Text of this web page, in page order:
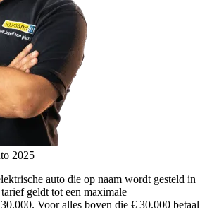
2025
auto die op naam wordt gesteld in
geldt tot een maximale
Voor alles boven die € 30.000 betaal